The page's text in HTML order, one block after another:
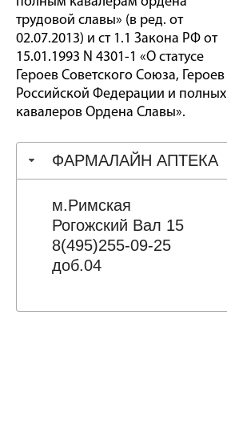
трудовой славы» (в ред. от
02.07.2013) и ст 1.1 Закона РФ от
15.01.1993 N 4301-1 «О статусе
Героев Советского Союза, Героев
Российской Федерации и полных
кавалеров Ордена Славы».
ФАРМАЛАЙН АПТЕКА
м.Римская
Рогожский Вал 15
8(495)255-09-25
доб.04